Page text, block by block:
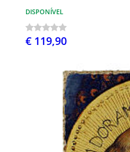
DISPONÍVEL
€ 119,90